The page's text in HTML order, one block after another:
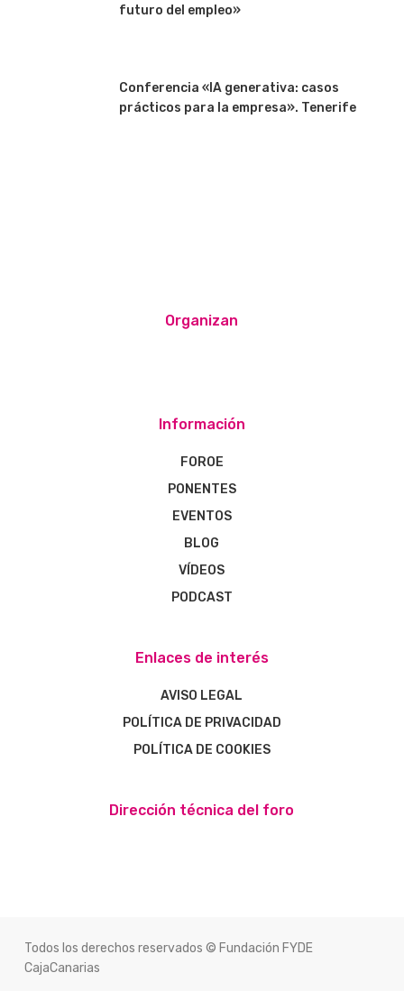
futuro del empleo»
Conferencia «IA generativa: casos
prácticos para la empresa». Tenerife
Organizan
Información
FOROE
PONENTES
EVENTOS
BLOG
VÍDEOS
PODCAST
Enlaces de interés
AVISO LEGAL
POLÍTICA DE PRIVACIDAD
POLÍTICA DE COOKIES
Dirección técnica del foro
Todos los derechos reservados © Fundación FYDE
CajaCanarias